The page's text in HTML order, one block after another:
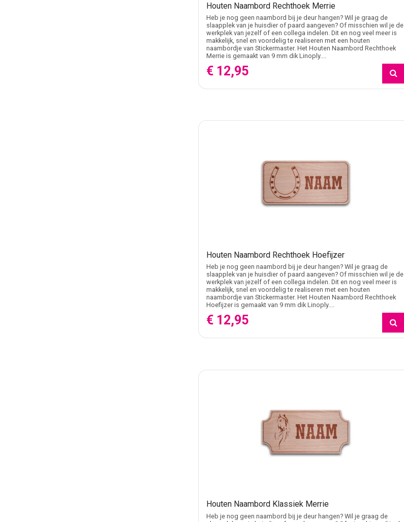
Houten Naambord Rechthoek Merrie
Heb je nog geen naambord bij je deur hangen? Wil je graag de
slaapplek van je huisdier of paard aangeven? Of misschien wil je de
werkplek van jezelf of een collega indelen. Dit en nog veel meer is
makkelijk, snel en voordelig te realiseren met een houten
naambordje van Stickermaster. Het Houten Naambord Rechthoek
Merrie is gemaakt van 9 mm dik Linoply....
€ 12,95
Houten Naambord Rechthoek Hoefijzer
Heb je nog geen naambord bij je deur hangen? Wil je graag de
slaapplek van je huisdier of paard aangeven? Of misschien wil je de
werkplek van jezelf of een collega indelen. Dit en nog veel meer is
makkelijk, snel en voordelig te realiseren met een houten
naambordje van Stickermaster. Het Houten Naambord Rechthoek
Hoefijzer is gemaakt van 9 mm dik Linoply....
€ 12,95
Houten Naambord Klassiek Merrie
Heb je nog geen naambord bij je deur hangen? Wil je graag de